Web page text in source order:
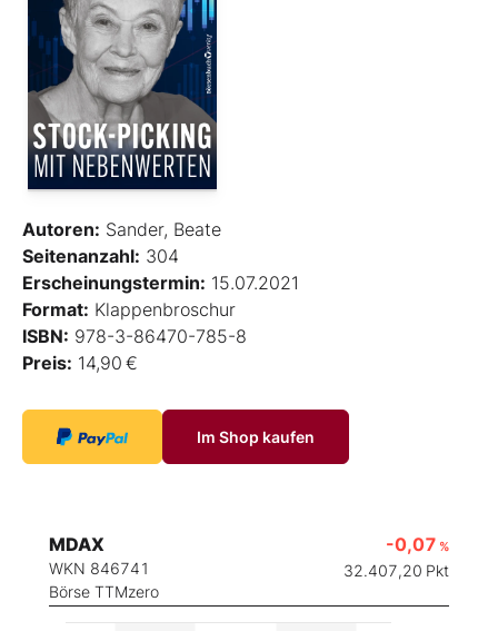
Autoren: Sander, Beate
Seitenanzahl: 304
Erscheinungstermin: 15.07.2021
Format: Klappenbroschur
ISBN: 978-3-86470-785-8
Preis: 14,90 €
Im Shop kaufen
MDAX
WKN 846741
Börse TTMzero
-0,07 %
32.407,20 Pkt